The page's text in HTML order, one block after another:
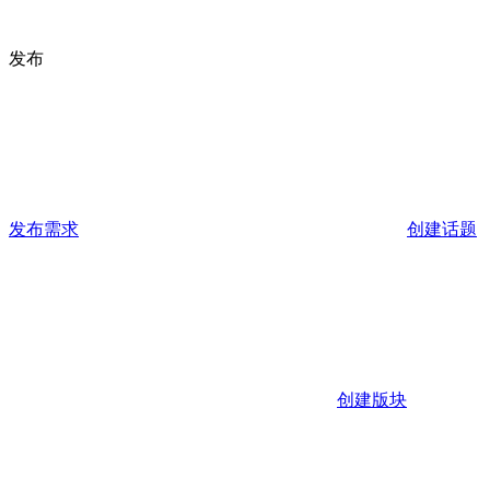
发布
发布需求 创建话题
创建版块